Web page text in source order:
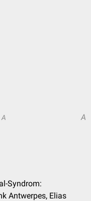
A A
Syndrom:
Antwerpes, Elias